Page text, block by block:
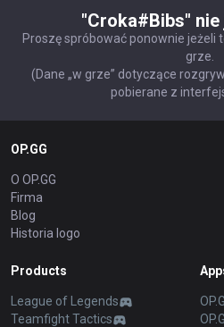
"Croka#Bibs"
Proszę spróbować ponownie jeżeli
grze.
(Dane „w grze” dotyczące
pobierane z
OP.GG
O OP.GG
Firma
Blog
Historia logo
Products
League of Legends
Teamfight Tactics